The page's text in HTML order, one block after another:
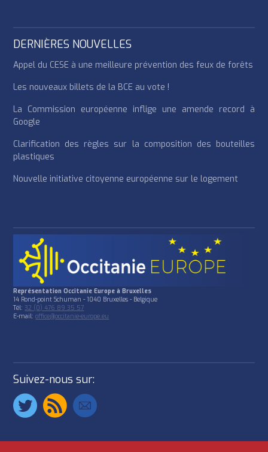
DERNIÈRES NOUVELLES
Appel du CESE à une meilleure prévention des feux de forêts
Les nouveaux billets de la BCE au vote !
La Commission européenne inflige une amende record à
Google
Clarification des règles sur la composition des bouteilles
plastiques
Nouvelle initiative citoyenne européenne sur le logement
Représentation Occitanie Europe à Bruxelles
14 Rond-point Schuman - 1040 Bruxelles - Belgique
Tél:32 (0) 476 89 35 57
E-mail:office@occitanie-europe.eu
Suivez-nous sur: